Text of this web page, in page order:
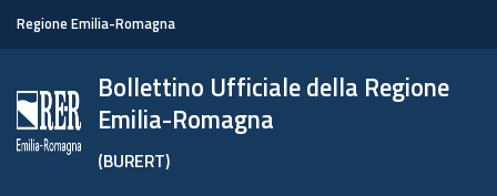
Regione Emilia-Romagna
Bollettino Ufficiale della Regione
Emilia-Romagna
(BURERT)